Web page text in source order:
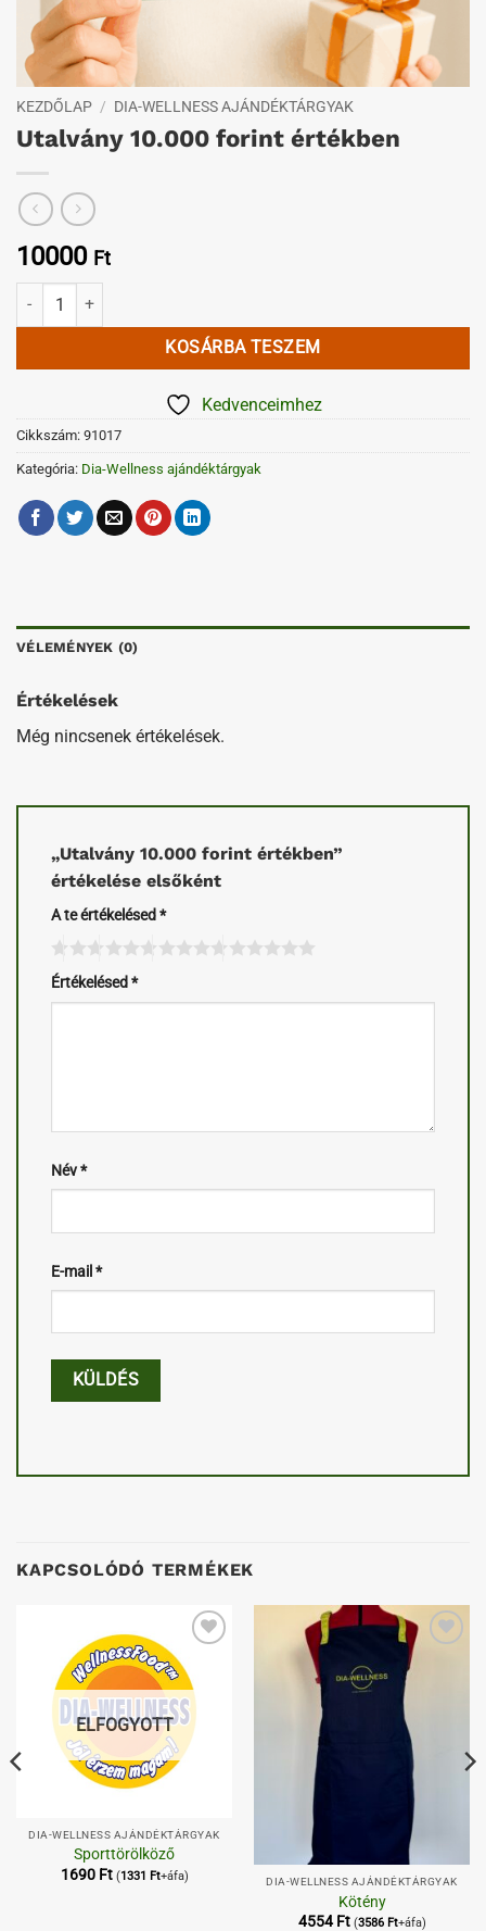
KEZDŐLAP / DIA-WELLNESS AJÁNDÉKTÁRGYAK
Utalvány 10.000 forint értékben
10000 Ft
Utalvány 10.000 forint értékben mennyiség
KOSÁRBA TESZEM
Kedvenceimhez
Cikkszám: 91017
Kategória: Dia-Wellness ajándéktárgyak
VÉLEMÉNYEK (0)
Értékelések
Még nincsenek értékelések.
„Utalvány 10.000 forint értékben”
értékelése elsőként
A te értékelésed*
Értékelésed*
Név*
E-mail *
KAPCSOLÓDÓ TERMÉKEK
Kedvenceimhez
ELFOGYOTT
DIA-WELLNESS AJÁNDÉKTÁRGYAK
Sporttörölköző
1690 Ft (1331 Ft+áfa)
Kedvenceimhez
DIA-WELLNESS AJÁNDÉKTÁRGYAK
Kötény
4554Ft (3586 Ft+áfa)